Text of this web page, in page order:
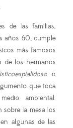
de las familias,
años 60, cumple
más famosos
de los hermanos
o
que toca
ambiental.
sobre la mesa los
algunas de las